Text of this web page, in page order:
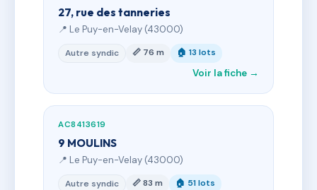
27, rue des tanneries
📍 Le Puy-en-Velay (43000)
Autre syndic 📏 76 m 🏠 13 lots
Voir la fiche →
AC8413619
9 MOULINS
📍 Le Puy-en-Velay (43000)
Autre syndic 📏 83 m 🏠 51 lots